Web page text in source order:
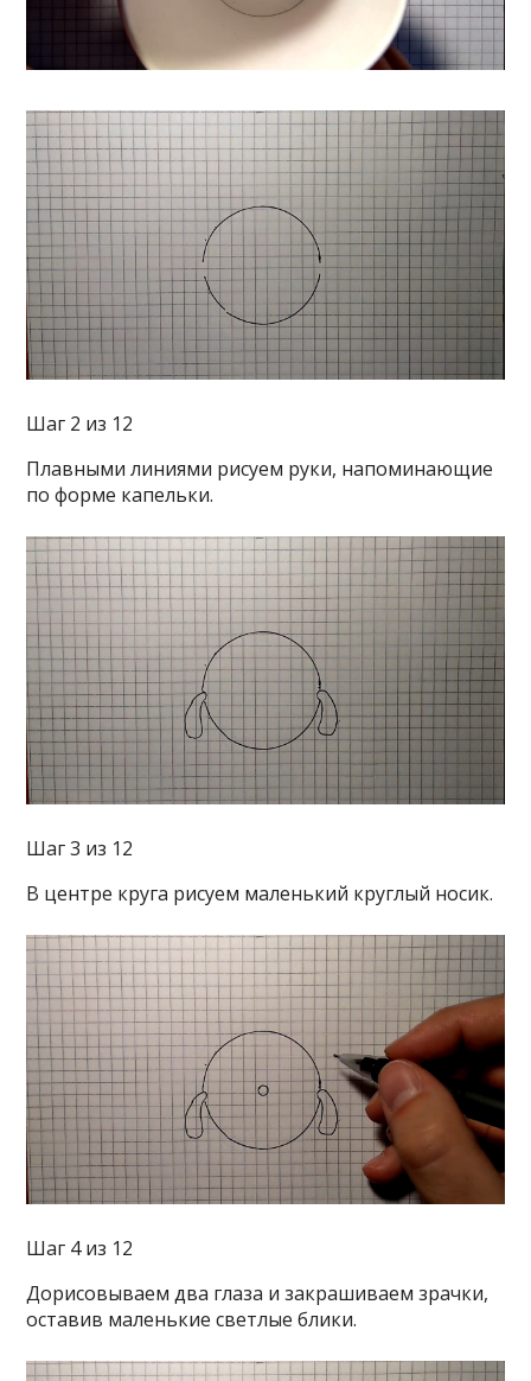
Шаг 2 из 12
Плавными линиями рисуем руки, напоминающие
по форме капельки.
Шаг 3 из 12
В центре круга рисуем маленький круглый носик.
Шаг 4 из 12
Дорисовываем два глаза и закрашиваем зрачки,
оставив маленькие светлые блики.